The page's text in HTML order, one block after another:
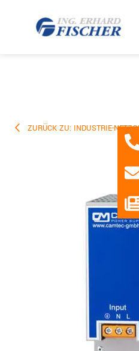
ZURÜCK ZU: INDUSTRIE-